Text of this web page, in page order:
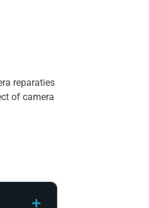
reparaties
of camera